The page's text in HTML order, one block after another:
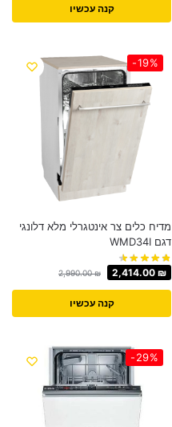
קנה עכשיו
-19%
מדיח כלים צר אינטגרלי מלא דלונגי
דגם WMD34I
2,990.00₪ 2,414.00 ₪
קנה עכשיו
-29%